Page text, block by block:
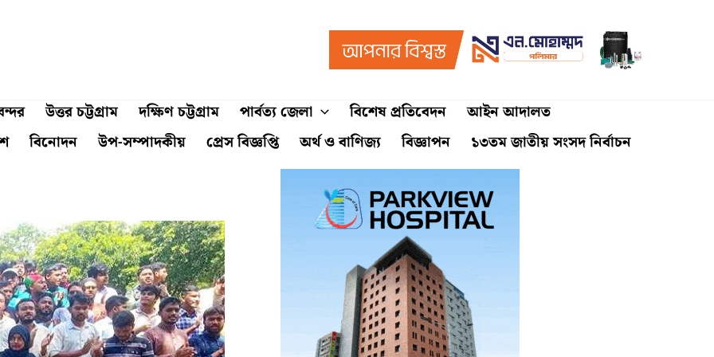
উত্তর চট্টগ্রাম দক্ষিণ চট্টগ্রাম পার্বত্য জেলা বিশেষ প্রতিবেদন
আইন আদালত
বিনোদন উপ-সম্পাদকীয় প্রেস বিজ্ঞপ্তি অর্থ ও বাণিজ্য বিজ্ঞাপন ১৩তম জাতীয় সংসদ নির্বাচন